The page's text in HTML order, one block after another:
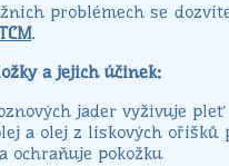
problémech se
.
a jejich účinek:
jader vyživuje
a olej z lískových
ochraňuje pokožku